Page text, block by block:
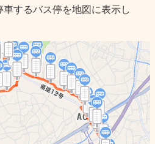
車するバス停を地図に表示し